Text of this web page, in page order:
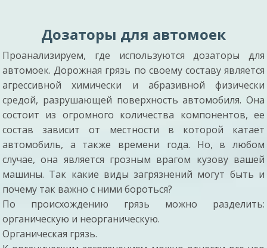
Дозаторы для автомоек
Проанализируем, где используются дозаторы для
автомоек. Дорожная грязь по своему составу является
агрессивной химически и абразивной физически
средой, разрушающей поверхность автомобиля. Она
состоит из огромного количества компонентов, ее
состав зависит от местности в которой катает
автомобиль, а также времени года. Но, в любом
случае, она является грозным врагом кузову вашей
машины. Так какие виды загрязнений могут быть и
почему так важно с ними бороться?
По происхождению грязь можно разделить:
органическую и неорганическую.
Органическая грязь.